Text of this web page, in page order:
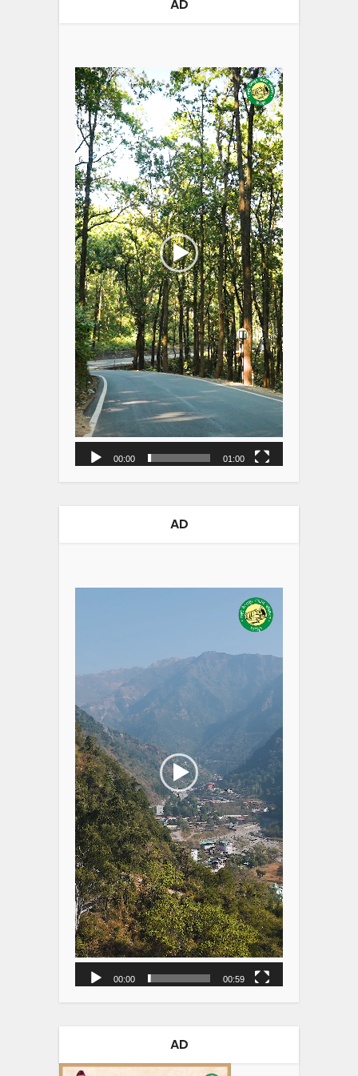
AD
Player
00:00 01:00
AD
00:00 00:59
AD